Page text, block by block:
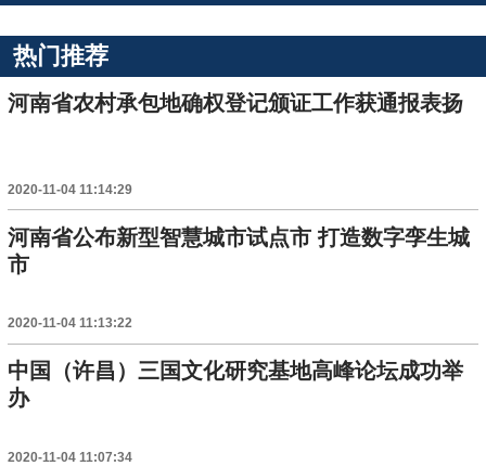
热门推荐
河南省农村承包地确权登记颁证工作获通报表扬
2020-11-04 11:14:29
河南省公布新型智慧城市试点市 打造数字孪生城
市
2020-11-04 11:13:22
中国（许昌）三国文化研究基地高峰论坛成功举
办
2020-11-04 11:07:34